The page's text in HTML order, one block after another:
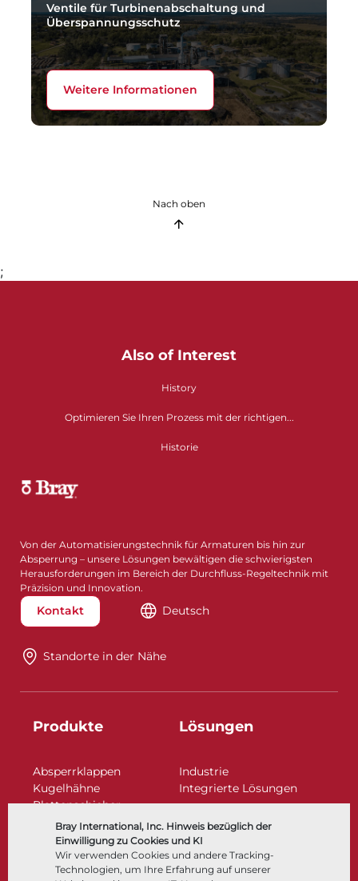
Bray International, Inc. Hinweis bezüglich der
Einwilligung zu Cookies und KI
Wir verwenden Cookies und andere Tracking-
Technologien, um Ihre Erfahrung auf unserer
Ventile für Turbinenabschaltung und
Überspannungsschutz
Weitere Informationen
Nach oben
;
Also of Interest
History
Optimieren Sie Ihren Prozess mit der richtigen...
Historie
Von der Automatisierungstechnik für Armaturen bis hin zur
Absperrung – unsere Lösungen bewältigen die schwierigsten
Herausforderungen im Bereich der Durchfluss-Regeltechnik mit
Präzision und Innovation.
Kontakt Deutsch
Standorte in der Nähe​​​​​​​
Produkte
Absperrklappen
Kugelhähne
Plattenschieber
Regelarmaturen
Rückschlagklappen
Antriebe | Betätigungen
Steuer- und Regeltechnik
Lösungen
Industrie
Integrierte Lösungen